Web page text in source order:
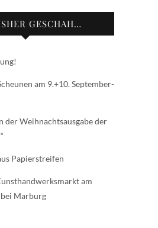
GESCHAH…
am 9.+10. September-
der Weihnachtsausgabe der
Papierstreifen
am
Marburg